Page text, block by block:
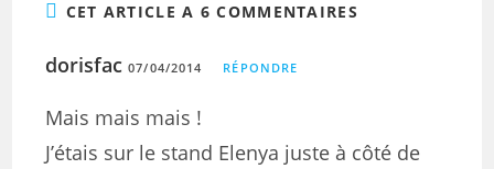
CET ARTICLE A 6 COMMENTAIRES
dorisfac 07/04/2014 RÉPONDRE
Mais mais mais !
J’étais sur le stand Elenya juste à côté de